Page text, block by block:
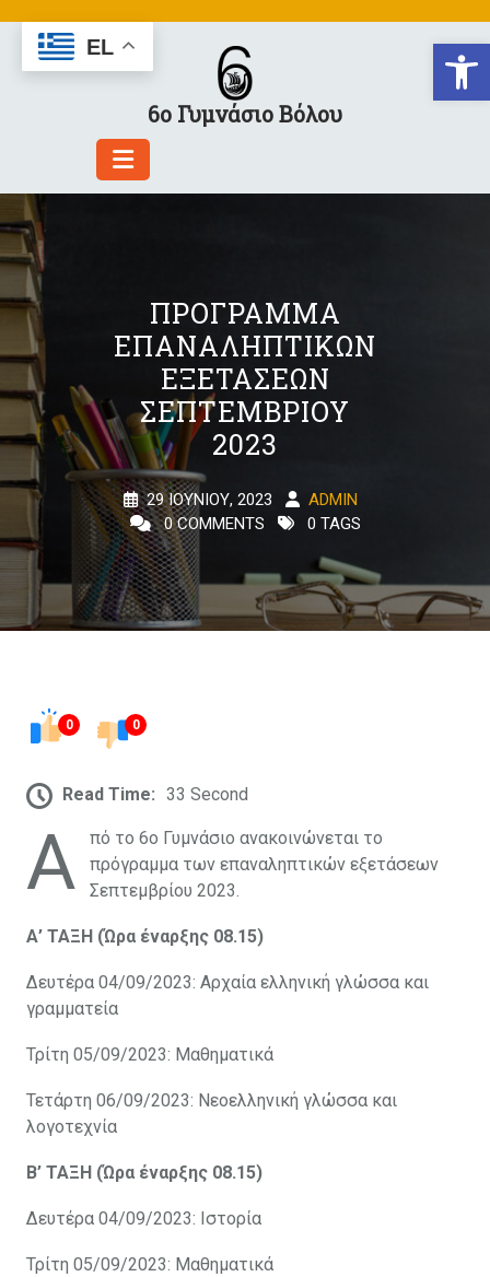
content
6ο Γυμνάσιο Βόλου
ΠΡΌΓΡΑΜΜΑ
ΕΠΑΝΑΛΗΠΤΙΚΏΝ
ΕΞΕΤΆΣΕΩΝ
ΣΕΠΤΕΜΒΡΊΟΥ
2023
29 ΙΟΥΝΊΟΥ, 2023
ADMIN
0 COMMENTS
0 TAGS
0 0
Read Time: 33 Second
Α
πό το 6ο Γυμνάσιο ανακοινώνεται το
πρόγραμμα των επαναληπτικών εξετάσεων
Σεπτεμβρίου 2023.
Α’ ΤΑΞΗ (Ώρα έναρξης 08.15)
Δευτέρα 04/09/2023: Αρχαία ελληνική γλώσσα και
γραμματεία
Τρίτη 05/09/2023: Μαθηματικά
Τετάρτη 06/09/2023: Νεοελληνική γλώσσα και
λογοτεχνία
Β’ ΤΑΞΗ (Ώρα έναρξης 08.15)
Δευτέρα 04/09/2023: Ιστορία
Τρίτη 05/09/2023: Μαθηματικά
EL